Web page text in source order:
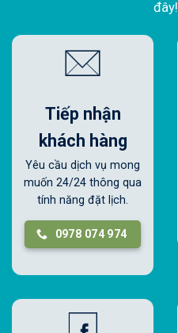
đây!
Tiếp nhận
khách hàng
Yêu cầu dịch vụ mong
muốn 24/24 thông qua
tính năng đặt lịch.
0978 074 974